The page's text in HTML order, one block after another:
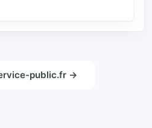
public.fr →